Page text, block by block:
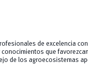
de excelencia
que
de los agroecosistemas